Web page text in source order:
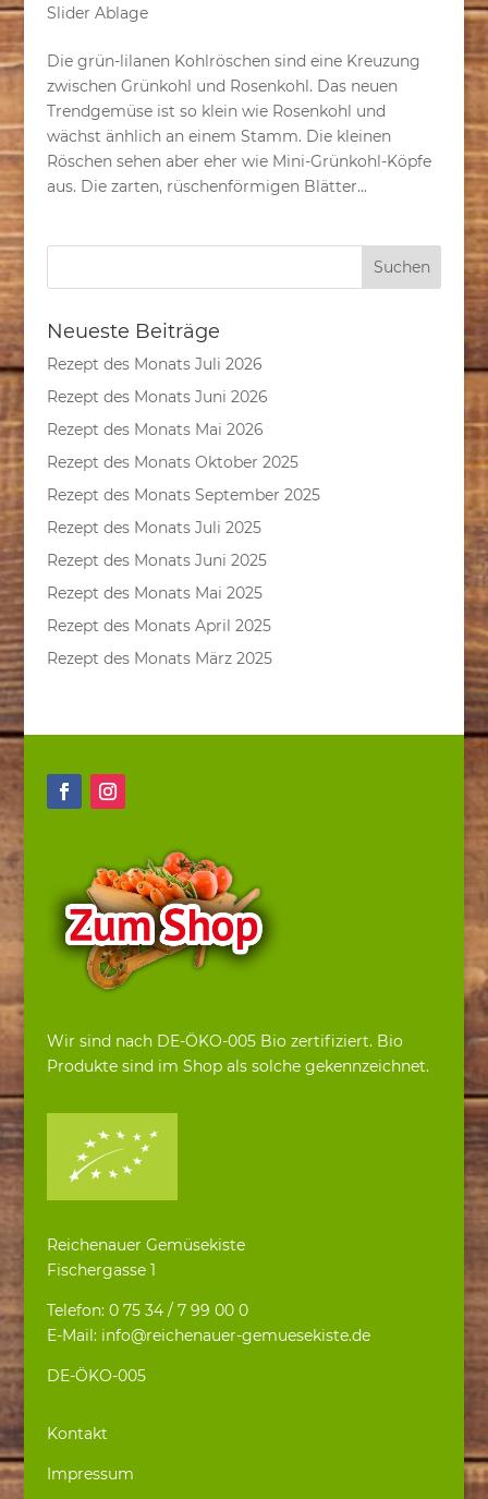
Slider Ablage
Die grün-lilanen Kohlröschen sind eine Kreuzung
zwischen Grünkohl und Rosenkohl. Das neuen
Trendgemüse ist so klein wie Rosenkohl und
wächst änhlich an einem Stamm. Die kleinen
Röschen sehen aber eher wie Mini-Grünkohl-Köpfe
aus. Die zarten, rüschenförmigen Blätter...
Neueste Beiträge
Rezept des Monats Juli 2026
Rezept des Monats Juni 2026
Rezept des Monats Mai 2026
Rezept des Monats Oktober 2025
Rezept des Monats September 2025
Rezept des Monats Juli 2025
Rezept des Monats Juni 2025
Rezept des Monats Mai 2025
Rezept des Monats April 2025
Rezept des Monats März 2025
Wir sind nach DE-ÖKO-005 Bio zertifiziert. Bio
Produkte sind im Shop als solche gekennzeichnet.
Reichenauer Gemüsekiste
Fischergasse 1
Telefon: 0 75 34 / 7 99 00 0
E-Mail: info@reichenauer-gemuesekiste.de
DE-ÖKO-005
Kontakt
Impressum